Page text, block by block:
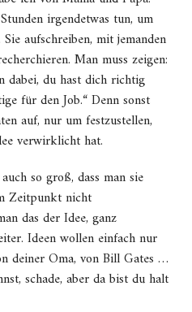
irgendetwas tun, um
aufschreiben, mit jemanden
Man muss zeigen:
dabei, du hast dich richtig
für den Job.“ Denn sonst
auf, nur um festzustellen,
verwirklicht hat.
so groß, dass man sie
Zeitpunkt nicht
das der Idee, ganz
Ideen wollen einfach nur
deiner Oma, von Bill Gates …
schade, aber da bist du halt